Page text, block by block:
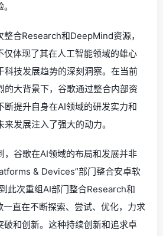
合Research和DeepMind资源，
仅体现了其在人工智能领域的雄心
科技发展趋势的深刻洞察。在当前
的大背景下，谷歌通过整合内部资
断提升自身在AI领域的研发实力和
发展注入了强大的动力。
，谷歌在AI领域的布局和发展并非
& Devices”部门整合安卓软
此次重组AI部门整合Research和
直在不断探索、尝试、优化，力求
破和创新。这种持续创新和追求卓